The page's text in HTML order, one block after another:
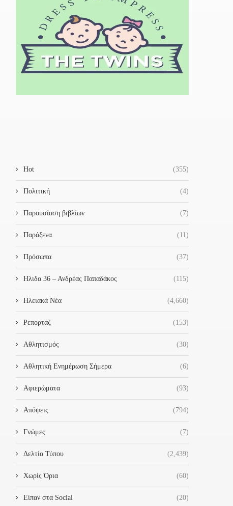
Hot (355)
Πολιτική (4)
Παρουσίαση βιβλίων (7)
Παράξενα (11)
Πρόσωπα (37)
Ηλιδα 36 – Ανδρέας Παπαδάκος (115)
Ηλειακά Νέα (4,660)
Ρεπορτάζ (153)
Αθλητισμός (30)
Αθλητική Ενημέρωση Σήμερα (6)
Αφιερώματα (93)
Απόψεις (794)
Γνώμες (7)
Δελτία Τύπου (2,439)
Χωρίς Όρια (60)
Είπαν στα Social (20)